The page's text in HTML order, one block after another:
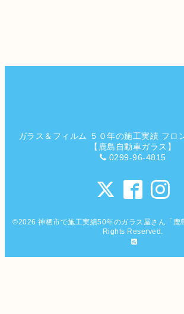
ガラス＆フィルム ５０年の施工実績 フロ
【鹿島自動車ガラス】
0299-96-4815
©2026神栖市で施工実績50年のガラス屋さん「鹿
Rights Reserved.